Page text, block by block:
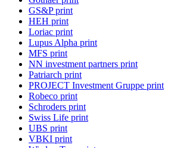
GS&P print
HEH print
Loriac print
Lupus Alpha print
MFS print
NN investment partners print
Patriarch print
PROJECT Investment Gruppe print
Robeco print
Schroders print
Swiss Life print
UBS print
VBKI print